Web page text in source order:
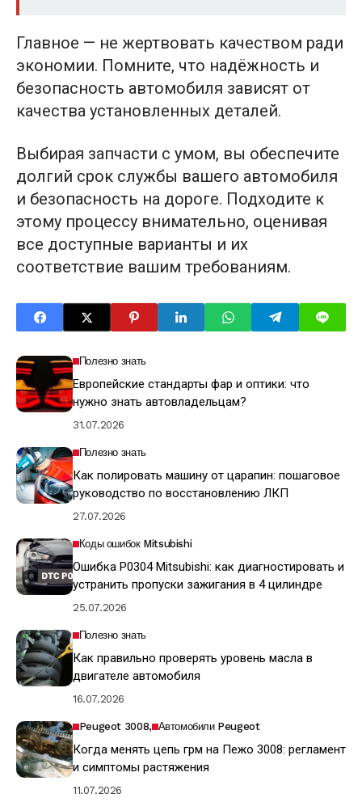
Главное — не жертвовать качеством ради
экономии. Помните, что надёжность и
безопасность автомобиля зависят от
качества установленных деталей.
Выбирая запчасти с умом, вы обеспечите
долгий срок службы вашего автомобиля
и безопасность на дороге. Подходите к
этому процессу внимательно, оценивая
все доступные варианты и их
соответствие вашим требованиям.
Полезно знать
Европейские стандарты фар и оптики: что
нужно знать автовладельцам?
31.07.2026
Полезно знать
Как полировать машину от царапин: пошаговое
руководство по восстановлению ЛКП
27.07.2026
Коды ошибок Mitsubishi
Ошибка P0304 Mitsubishi: как диагностировать и
устранить пропуски зажигания в 4 цилиндре
25.07.2026
Полезно знать
Как правильно проверять уровень масла в
двигателе автомобиля
16.07.2026
Peugeot 3008 Автомобили Peugeot
Когда менять цепь грм на Пежо 3008: регламент
и симптомы растяжения
11.07.2026